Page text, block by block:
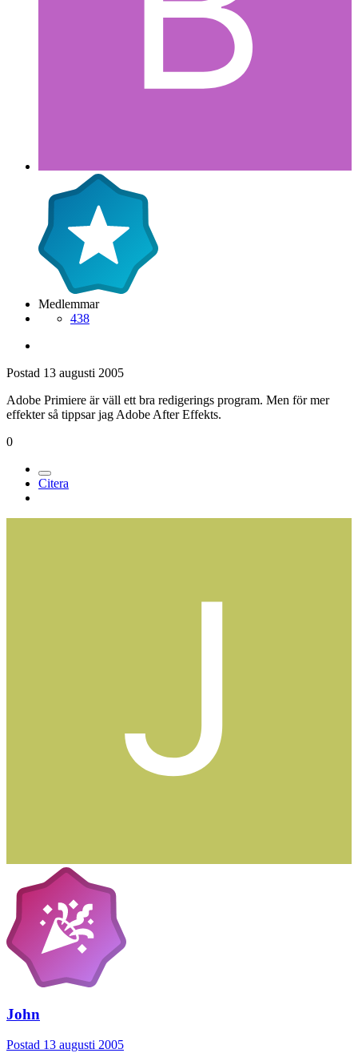
Medlemmar
438
Postad 13 augusti 2005
Adobe Primiere är väll ett bra redigerings program. Men för mer
effekter så tippsar jag Adobe After Effekts.
0
Citera
John
Postad 13 augusti 2005